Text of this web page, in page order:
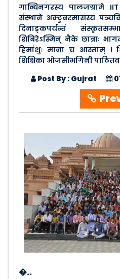
गान्धिनगरस्य पालजग्रामे IIT
संस्थाने अक्टुबरमासस्य
दिनाङ्कपर्यन्तं
शिबिरेऽस्मिन् नैके छात्राः
हिमांशुः माना च आस्ताम् ।
शिक्षिका ओजसीभगिनी
Post By : Gujrat
�..